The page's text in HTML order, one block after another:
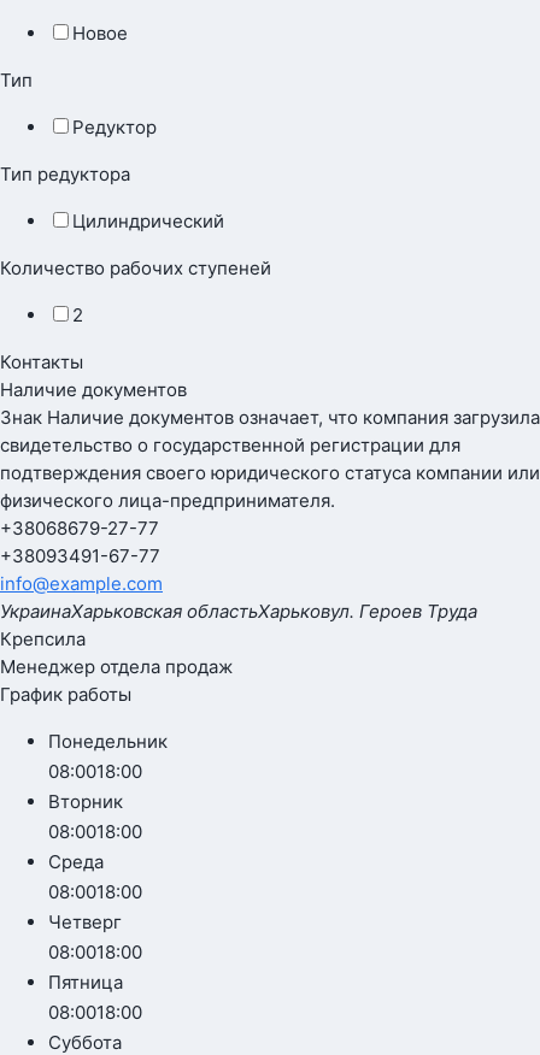
Новое
Тип
Редуктор
Тип редуктора
Цилиндрический
Количество рабочих ступеней
2
Контакты
Наличие документов
Знак Наличие документов означает, что компания загрузила
свидетельство о государственной регистрации для
подтверждения своего юридического статуса компании или
физического лица-предпринимателя.
+38068679-27-77
+38093491-67-77
info@example.com
УкраинаХарьковская областьХарьковул. Героев Труда
Крепсила
Менеджер отдела продаж
График работы
Понедельник
08:0018:00
Вторник
08:0018:00
Среда
08:0018:00
Четверг
08:0018:00
Пятница
08:0018:00
Суббота